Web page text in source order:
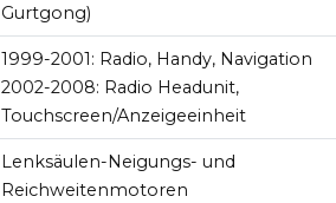
Gurtgong)
1999-2001: Radio, Handy, Navigation
2002-2008: Radio Headunit,
Touchscreen/Anzeigeeinheit
Lenksäulen-Neigungs- und
Reichweitenmotoren